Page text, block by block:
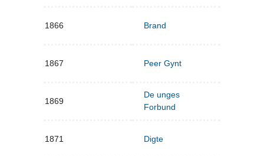
1866 Brand
1867 Peer Gynt
1869
De unges
Forbund
1871 Digte